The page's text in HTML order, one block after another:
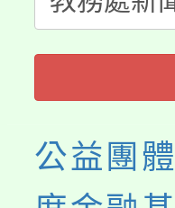
程
公益團